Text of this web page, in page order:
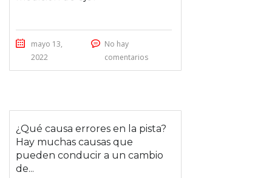
mayo 13,
2022
No hay
comentarios
¿Qué causa errores en la pista?
Hay muchas causas que
pueden conducir a un cambio
de...